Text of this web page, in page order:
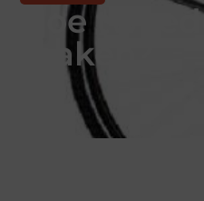
Hoe
maken?